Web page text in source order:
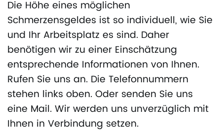
Die Höhe eines möglichen
Schmerzensgeldes ist so individuell, wie Sie
und Ihr Arbeitsplatz es sind. Daher
benötigen wir zu einer Einschätzung
entsprechende Informationen von Ihnen.
Rufen Sie uns an. Die Telefonnummern
stehen links oben. Oder senden Sie uns
eine Mail. Wir werden uns unverzüglich mit
Ihnen in Verbindung setzen.